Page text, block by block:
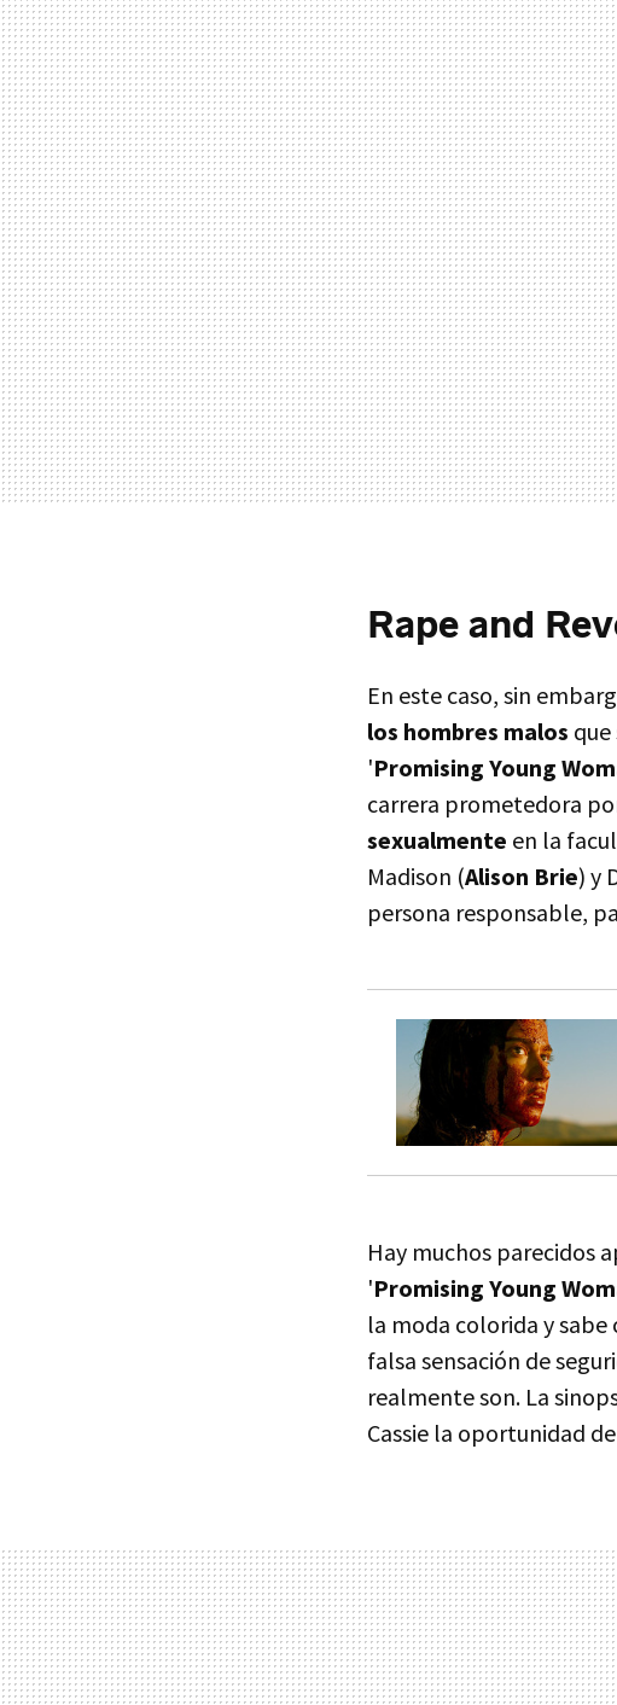
Rape and
En este caso, sin
los hombres malos
'Promising Young
carrera prometedora
sexualmente en la
Madison (Alison Brie) y
persona responsable,
Hay muchos parecidos
'Promising Young
la moda colorida y sabe
falsa sensación de
realmente son. La
Cassie la oportunidad